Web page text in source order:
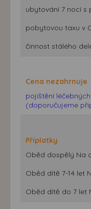
ubytování 7 nocí s
pobytovou taxu v
činnost stálého
Cena nezahrnuje
pojištění
(doporučujeme
Příplatky
Oběd dospělý Na
Oběd dítě 7-14 let
Oběd dítě do 7 let